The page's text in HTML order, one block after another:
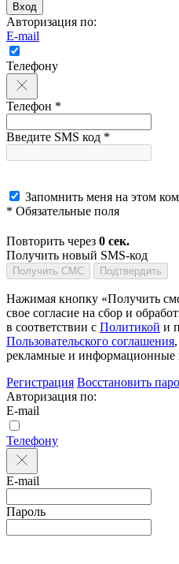
Вход
Авторизация по:
E-mail
Телефону
Телефон *
Введите SMS код *
Запомнить меня на этом
* Обязательные поля
Повторить через 0 сек.
Получить новый SMS-код
Получить СМС Подтвердить
Нажимая кнопку «Получить
свое согласие на сбор и
в соответствии с Политикой и
Пользовательского соглашения
рекламные и информационные
Регистрация Восстановить
Авторизация по:
E-mail
Телефону
E-mail
Пароль